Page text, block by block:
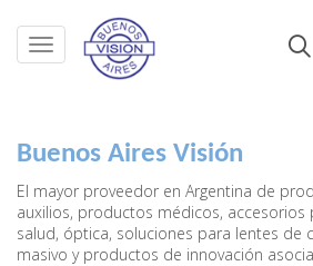
Toggle navigation
Buenos Aires Visión
El mayor proveedor en Argentina de
auxilios, productos médicos, accesorios
salud, óptica, soluciones para lentes de
masivo y productos de innovación